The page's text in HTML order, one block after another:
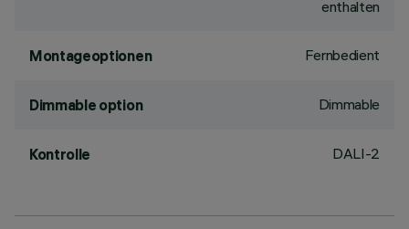
enthalten
Montageoptionen Fernbedient
Dimmable option Dimmable
Kontrolle DALI-2